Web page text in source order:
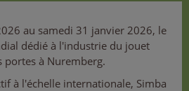
au samedi 31 janvier 2026, le
dédié à l'industrie du jouet
portes à Nuremberg.
à l'échelle internationale, Simba